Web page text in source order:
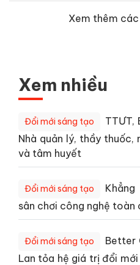
Xem thêm
Xem nhiều
Đổi mới sáng tạo
TTƯT,
Nhà quản lý, thầy
và tâm huyết
Đổi mới sáng tạo
sân chơi công nghệ toàn
Đổi mới sáng tạo
Better
Lan tỏa hệ giá trị đổi